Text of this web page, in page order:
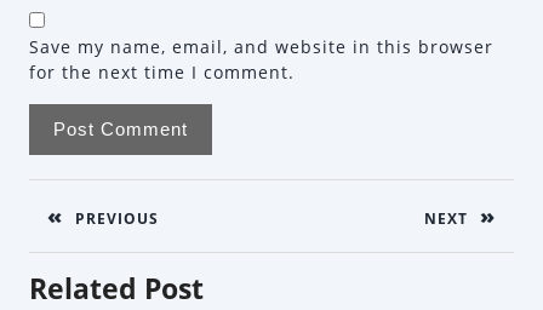
Save my name, email, and website in this browser
for the next time I comment.
Post
navigation
PREVIOUS
post:
NEXT
Related Post